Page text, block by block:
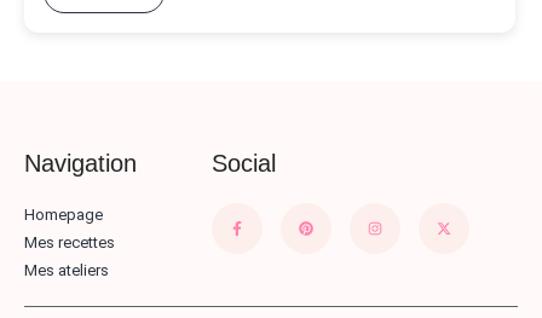
Navigation
Homepage
Mes recettes
Mes ateliers
Social